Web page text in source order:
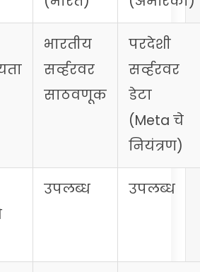
भारतीय
सर्व्हरवर
साठवणूक
परदेशी
सर्व्हरवर
डेटा
(Meta चे
नियंत्रण)
उपलब्ध उपलब्ध